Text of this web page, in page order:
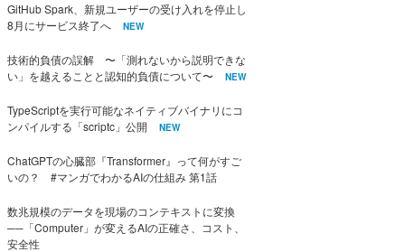
GitHub Spark、新規ユーザーの受け入れを停止し
8月にサービス終了へ
NEW
技術的負債の誤解 〜「測れないから説明できな
い」を越えることと認知的負債について〜
NEW
TypeScriptを実行可能なネイティブバイナリにコ
ンパイルする「scriptc」公開
NEW
ChatGPTの心臓部『Transformer』って何がすご
いの？ #マンガでわかるAIの仕組み 第1話
数兆規模のデータを現場のコンテキストに変換
──「Computer」が変えるAIの正確さ、コスト、
安全性